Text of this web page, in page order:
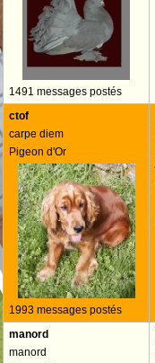
1491 messages postés
ctof
carpe diem
Pigeon d'Or
1993 messages postés
manord
manord